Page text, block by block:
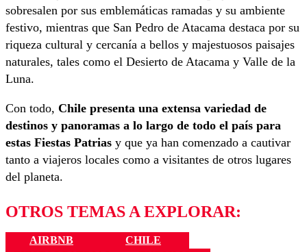
sobresalen por sus emblemáticas ramadas y su ambiente
festivo, mientras que San Pedro de Atacama destaca por su
riqueza cultural y cercanía a bellos y majestuosos paisajes
naturales, tales como el Desierto de Atacama y Valle de la
Luna.
Con todo, Chile presenta una extensa variedad de
destinos y panoramas a lo largo de todo el país para
estas Fiestas Patrias y que ya han comenzado a cautivar
tanto a viajeros locales como a visitantes de otros lugares
del planeta.
OTROS TEMAS A EXPLORAR:
AIRBNB
CHILE